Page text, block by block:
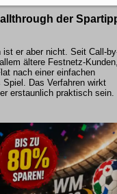
der
ist er aber nicht. Seit Call-
ältere Festnetz-
nach einer einfachen
Das Verfahren wirkt
erstaunlich praktisch sein.